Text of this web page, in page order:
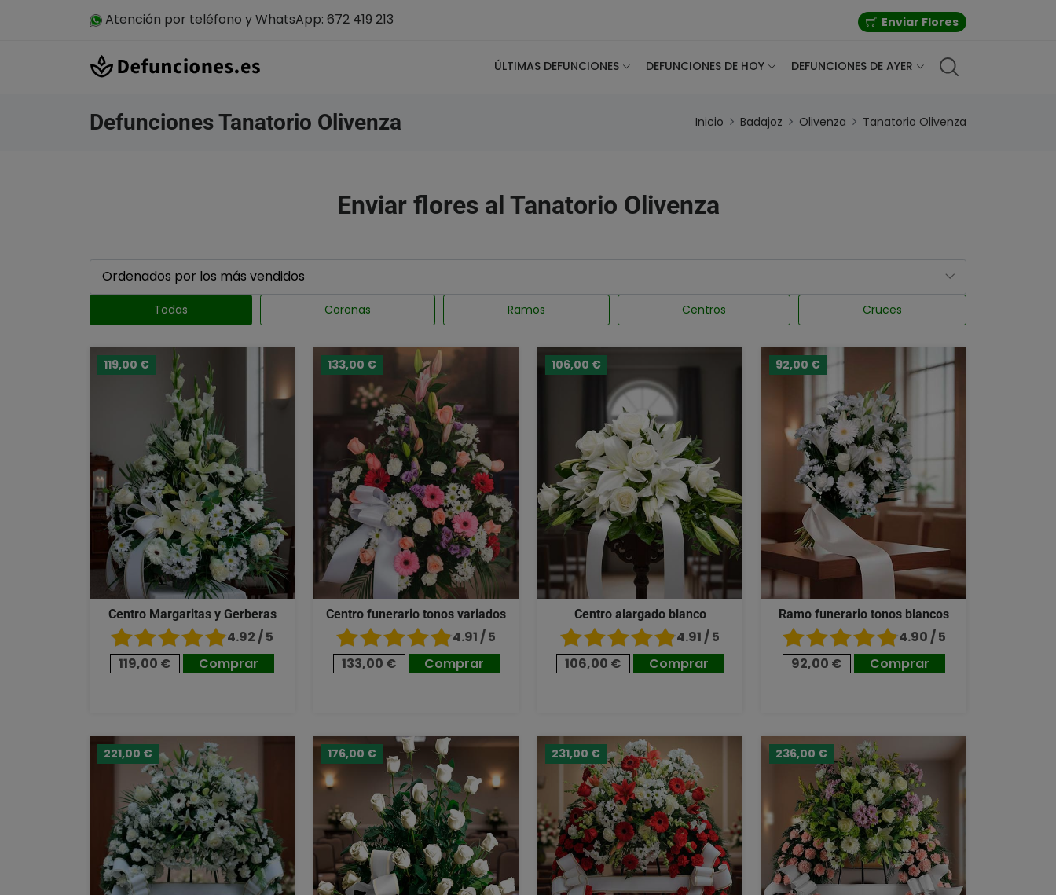
Atención por teléfono y WhatsApp: 672 419 213 Enviar Flores
ÚLTIMAS DEFUNCIONES DEFUNCIONES DE HOY DEFUNCIONES DE AYER
Defunciones Tanatorio Olivenza Inicio Badajoz Olivenza Tanatorio Olivenza
Enviar flores al Tanatorio Olivenza
Todas Coronas Ramos Centros Cruces
119,00 €
Centro Margaritas y Gerberas
4.92 / 5
119,00 €
Comprar
133,00 €
Centro funerario tonos variados
4.91 / 5
133,00 €
Comprar
106,00 €
Centro alargado blanco
4.91 / 5
106,00 €
Comprar
92,00 €
Ramo funerario tonos blancos
4.90 / 5
92,00 €
Comprar
221,00 € 176,00 € 231,00 € 236,00 €